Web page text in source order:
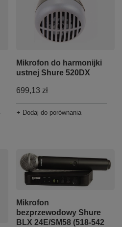
Mikrofon do harmonijki
ustnej Shure 520DX
699,13 zł
+ Dodaj do porównania
Mikrofon
bezprzewodowy Shure
BLX 24E/SM58 (518-542